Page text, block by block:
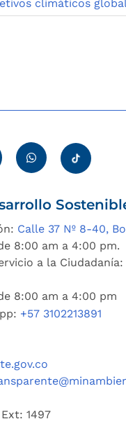
climáticos
Calle 37 Nº 8-40,
8:00 am a 4:00 pm.
a la Ciudadanía:
8:00 am a 4:00 pm
+57 3102213891
Ext: 1497